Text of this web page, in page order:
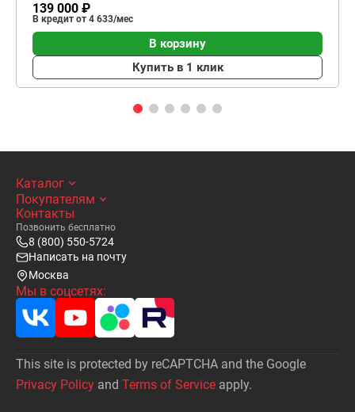
139 000 ₽
В кредит от 4 633/мес
В корзину
Купить в 1 клик
Каталог
Покупателям
Контакты
Позвонить бесплатно
8 (800) 550-5724
Написать на почту
Москва
Мы в соцсетях:
This site is protected by reCAPTCHA and the Google
Privacy Policy and Terms of Service apply.